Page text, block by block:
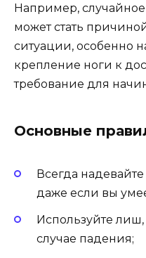
Например,
может стать
ситуации, особенно
крепление ноги к
требование для
Основные
Всегда
даже если вы
Используйте
случае падения;